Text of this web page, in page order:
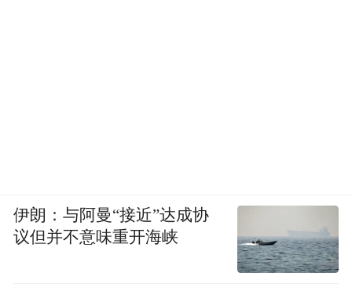
伊朗：与阿曼“接近”达成协
议但并不意味重开海峡